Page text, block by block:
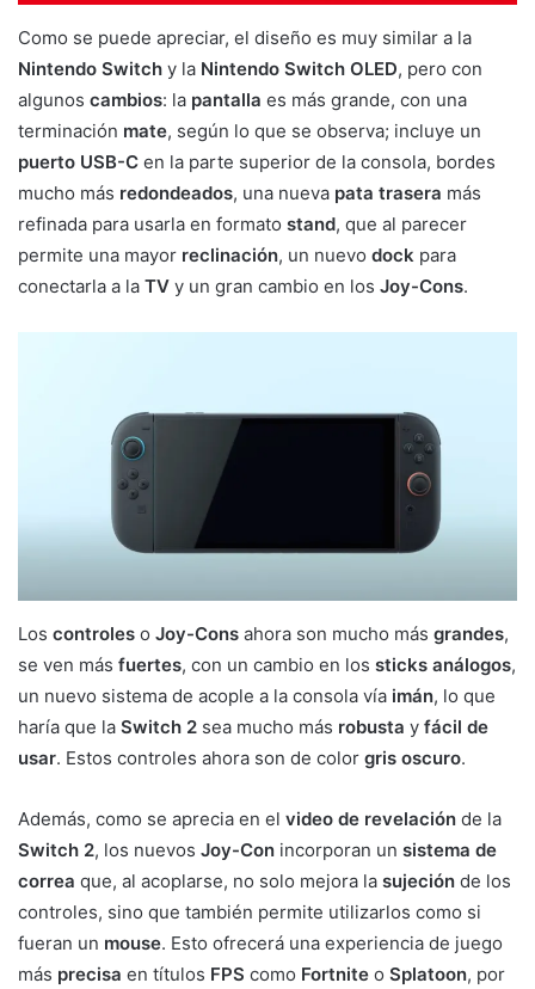
Como se puede apreciar, el diseño es muy similar a la
Nintendo Switch y la Nintendo Switch OLED, pero con
algunos cambios: la pantalla es más grande, con una
terminación mate, según lo que se observa; incluye un
puerto USB-C en la parte superior de la consola, bordes
mucho más redondeados, una nueva pata trasera más
refinada para usarla en formato stand, que al parecer
permite una mayor reclinación, un nuevo dock para
conectarla a la TV y un gran cambio en los Joy-Cons.
Los controles o Joy-Cons ahora son mucho más grandes,
se ven más fuertes, con un cambio en los sticks análogos,
un nuevo sistema de acople a la consola vía imán, lo que
haría que la Switch 2 sea mucho más robusta y fácil de
usar. Estos controles ahora son de color gris oscuro.
Además, como se aprecia en el video de revelación de la
Switch 2, los nuevos Joy-Con incorporan un sistema de
correa que, al acoplarse, no solo mejora la sujeción de los
controles, sino que también permite utilizarlos como si
fueran un mouse. Esto ofrecerá una experiencia de juego
más precisa en títulos FPS como Fortnite o Splatoon, por